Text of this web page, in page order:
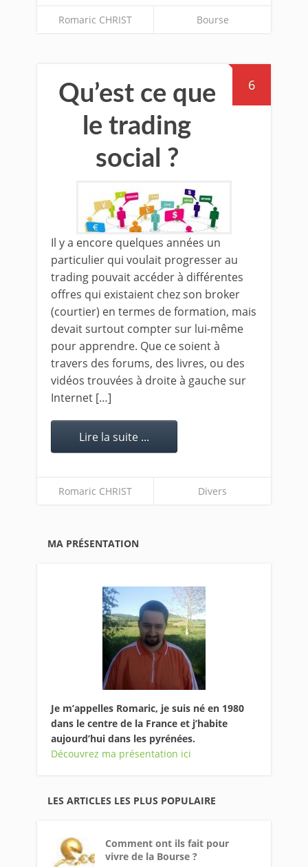
Romaric CHRIST Bourse
6
Qu’est ce que
le trading
social ?
Il y a encore quelques années un
particulier qui voulait progresser au
trading pouvait accéder à différentes
offres qui existaient chez son broker
(courtier) en termes de formation, mais
devait surtout compter sur lui-même
pour apprendre. Que ce soient à
travers des forums, des livres, ou des
vidéos trouvées à droite à gauche sur
Internet […]
Lire la suite ...
Romaric CHRIST Divers
MA PRÉSENTATION
Je m’appelles Romaric, je suis né en 1980
dans le centre de la France et j’habite
aujourd’hui dans les pyrénées.
Découvrez ma présentation ici
LES ARTICLES LES PLUS POPULAIRE
Comment ont ils fait pour
vivre de la Bourse ?